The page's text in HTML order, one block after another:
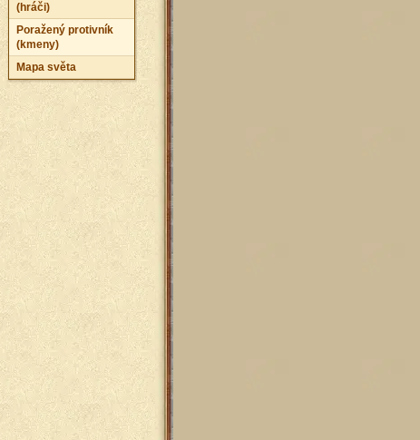
(hráči)
Poražený protivník
(kmeny)
Mapa světa